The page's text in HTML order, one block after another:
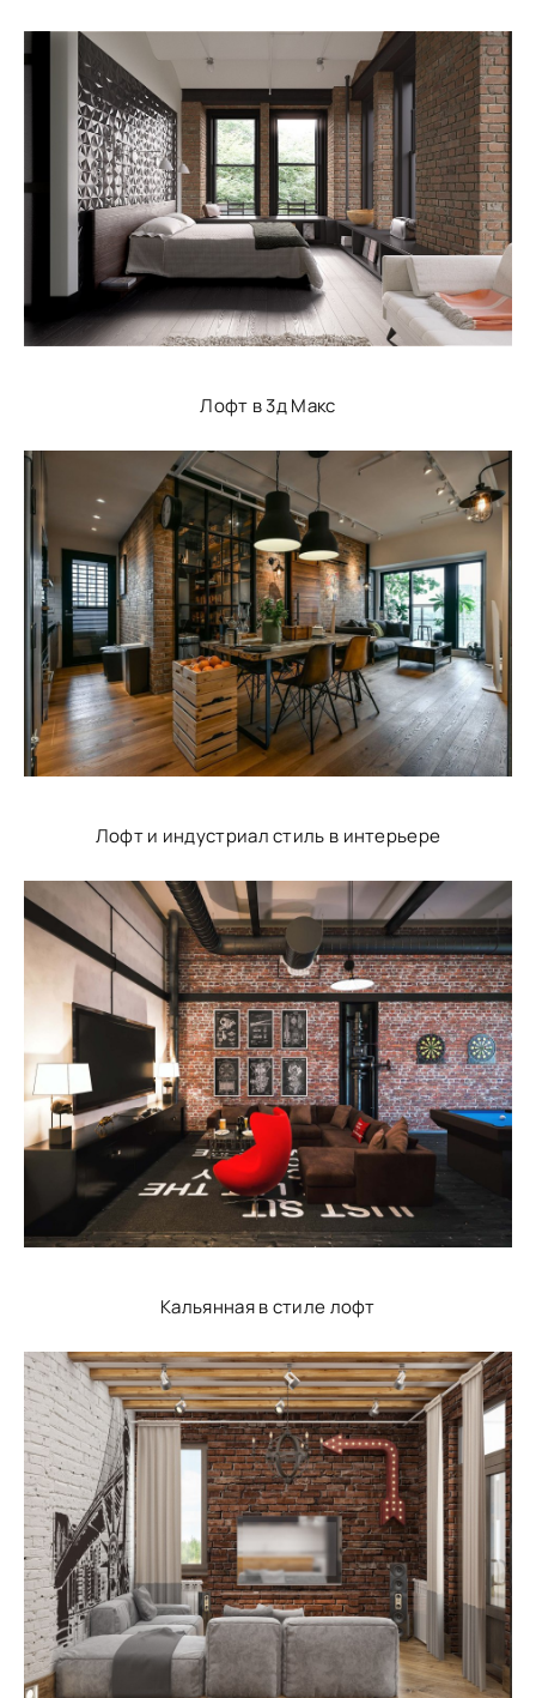
Лофт в 3д Макс
Лофт и индустриал стиль в интерьере
Кальянная в стиле лофт